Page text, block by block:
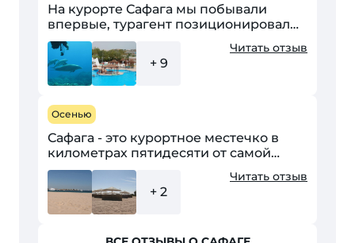
На курорте Сафага мы побывали
впервые, турагент позиционировал
этот курорт как тихий, семейный и
бюджетный. Тур на двоих взрослых и
ребенка (2,5 года)...
+ 9
Читать отзыв
Осенью
Сафага - это курортное местечко в
километрах пятидесяти от самой
Хургады. Наш народ, в основном,
предпочитает хургадинское
побережье, а напрасно. В Сафаге...
+ 2
Читать отзыв